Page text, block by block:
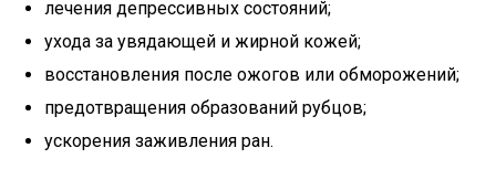
лечения депрессивных состояний;
ухода за увядающей и жирной кожей;
восстановления после ожогов или обморожений;
предотвращения образований рубцов;
ускорения заживления ран.